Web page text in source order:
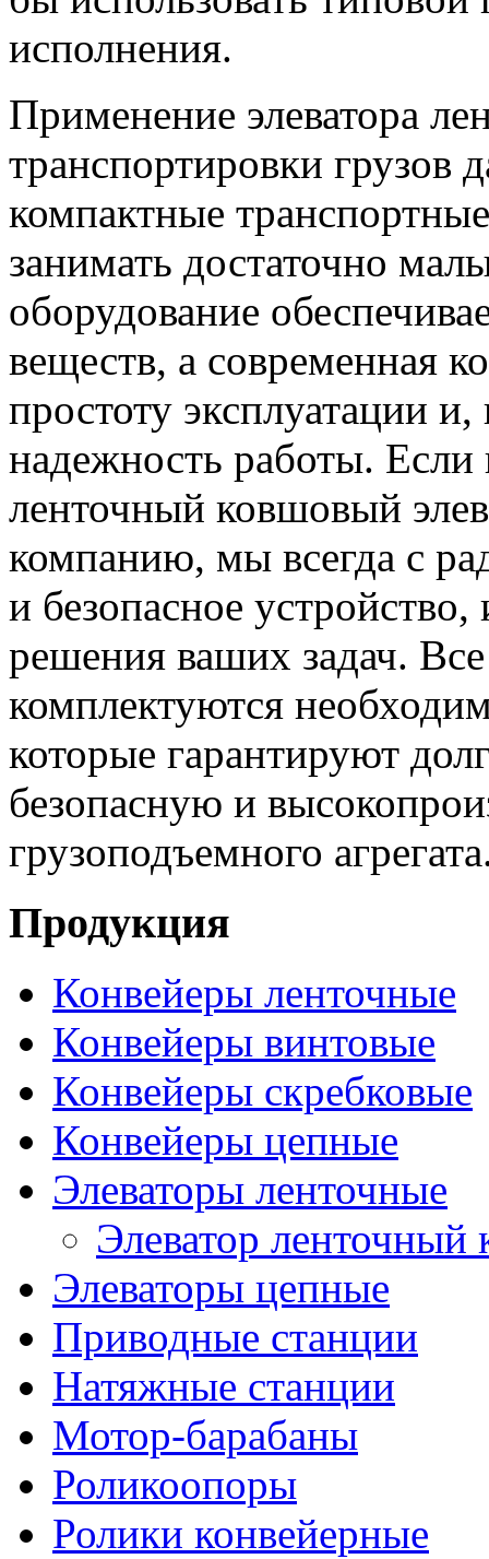
исполнения.
Применение элеватора
транспортировки грузов
компактные
занимать достаточно
оборудование
веществ, а современная
простоту эксплуатации
надежность работы.
ленточный ковшовый
компанию, мы всегда с
и безопасное
решения ваших задач.
комплектуются
которые гарантируют
безопасную и
грузоподъемного
Продукция
Конвейеры ленточные
Конвейеры винтовые
Конвейеры скребковые
Конвейеры цепные
Элеваторы ленточные
Элеватор
Элеваторы цепные
Приводные станции
Натяжные станции
Мотор-барабаны
Роликоопоры
Ролики конвейерные